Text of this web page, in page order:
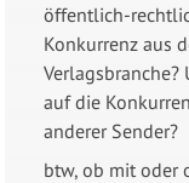
öffentlich-
Konkurrenz aus
auf die
anderer Sender?
btw, ob mit oder